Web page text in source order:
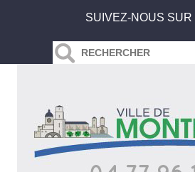
SUIVEZ-NOUS SUR